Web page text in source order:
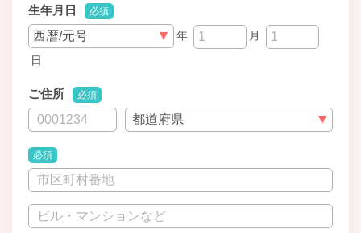
生年月日 必須
年
月
日
ご住所 必須
必須